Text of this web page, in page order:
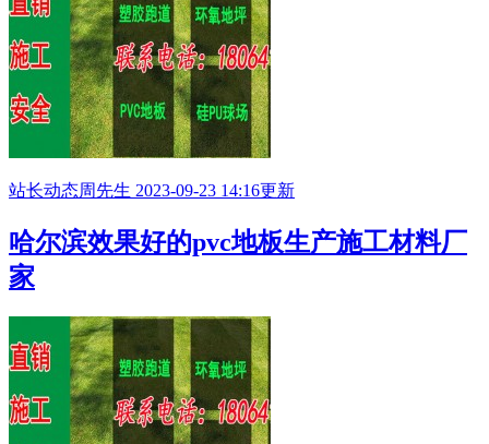
站长动态周先生 2023-09-23 14:16更新
哈尔滨效果好的pvc地板生产施工材料厂
家